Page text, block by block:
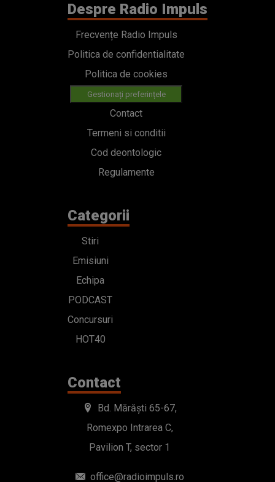
Despre Radio Impuls
Frecvențe Radio Impuls
Politica de confidentialitate
Politica de cookies
Gestionați preferințele
Contact
Termeni si conditii
Cod deontologic
Regulamente
Categorii
Stiri
Emisiuni
Echipa
PODCAST
Concursuri
HOT40
Contact
Bd. Mărăști 65-67,
Romexpo Intrarea C,
Pavilion T, sector 1
office@radioimpuls.ro